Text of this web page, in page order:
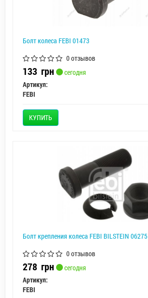
Болт колеса FEBI 01473
0 отзывов
133 грн
сегодня
Артикул:
FEBI
КУПИТЬ
Болт крепления колеса FEBI BILSTEIN 06275
0 отзывов
278 грн
сегодня
Артикул:
FEBI